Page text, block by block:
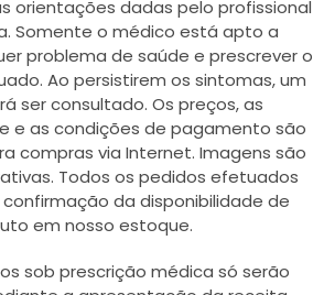
orientações dadas pelo profissional
Somente o médico está apto a
problema de saúde e prescrever o
Ao persistirem os sintomas, um
ser consultado. Os preços, as
e as condições de pagamento são
compras via Internet. Imagens são
Todos os pedidos efetuados
da disponibilidade de
em nosso estoque.
sob prescrição médica só serão